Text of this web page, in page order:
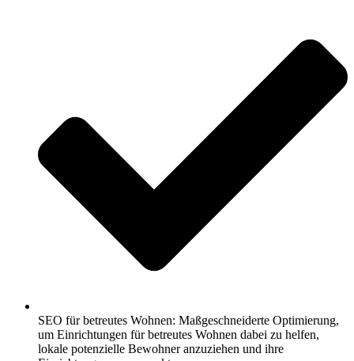
SEO für betreutes Wohnen: Maßgeschneiderte Optimierung,
um Einrichtungen für betreutes Wohnen dabei zu helfen,
lokale potenzielle Bewohner anzuziehen und ihre